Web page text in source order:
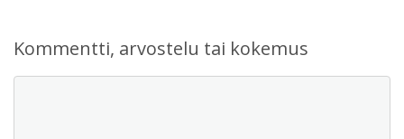
Kommentti, arvostelu tai kokemus